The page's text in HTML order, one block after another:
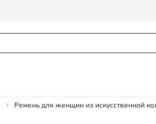
Ремень для женщин из искусственной